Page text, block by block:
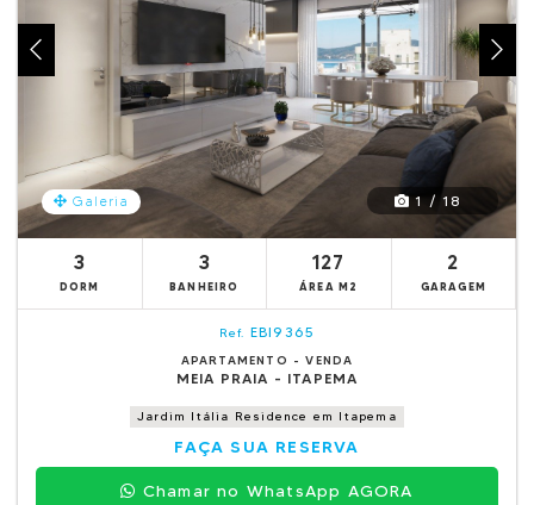
Galeria 1 / 18
3
DORM
3
BANHEIRO
127
ÁREA M2
2
GARAGEM
Ref. EBI9365
APARTAMENTO - VENDA
MEIA PRAIA - ITAPEMA
Jardim Itália Residence em Itapema
FAÇA SUA RESERVA
Chamar no WhatsApp AGORA